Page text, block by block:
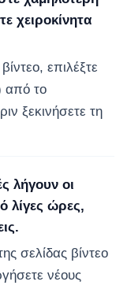
χειροκίνητα
επιλέξτε
από το
ξεκινήσετε τη
λήγουν οι
λίγες ώρες,
σελίδας βίντεο
νέους